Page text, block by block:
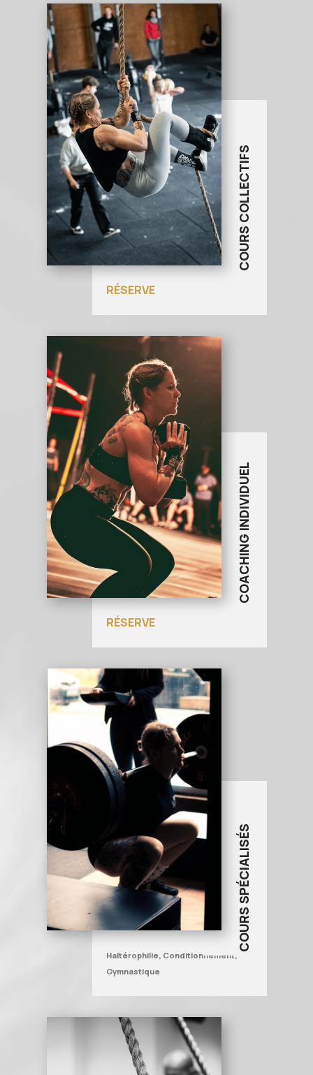
COURS COLLECTIFS
RÉSERVE
COACHING INDIVIDUEL
RÉSERVE
COURS SPÉCIALISÉS
Haltérophilie, Conditionnement,
Gymnastique